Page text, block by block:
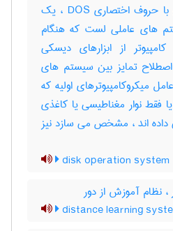
سیستم عامل دیسکی با حروف اختصاری DOS ، یک
های عاملی لست که هنگام
از ابزارهای دیسکی
تمایز بین سیستم های
میکروکامپیوترهای اولیه که
فقط نوار مغناطیسی یا کاغذی
داده اند ، مشخص می سازد نیز
disk operation system
، نظام آموزش از دور
distance learning